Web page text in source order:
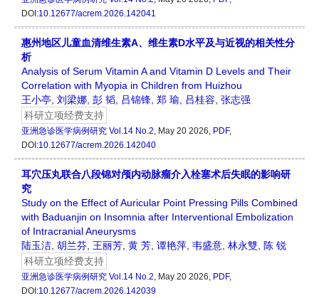
DOI:10.12677/acrem.2026.142041
惠州地区儿童血清维生素A、维生素D水平及与近视的相关性分
析
Analysis of Serum Vitamin A and Vitamin D Levels and Their
Correlation with Myopia in Children from Huizhou
王小亭 刘梁娜 彭 韬 吕锦锋 郑 瑜 吕桂容 张志强
科研立项经费支持
亚洲急诊医学病例研究 Vol.14 No.2, May 20 2026, PDF,
DOI:10.12677/acrem.2026.142040
耳穴压丸联合八段锦对颅内动脉瘤介入栓塞术后失眠的影响研
究
Study on the Effect of Auricular Point Pressing Pills Combined
with Baduanjin on Insomnia after Interventional Embolization
of Intracranial Aneurysms
陆玉洁 胡兰芬 王丽芳 黄 芳 谭艳萍 韦盛意 林永雙
陈 锐
科研立项经费支持
亚洲急诊医学病例研究 Vol.14 No.2, May 20 2026, PDF,
DOI:10.12677/acrem.2026.142039